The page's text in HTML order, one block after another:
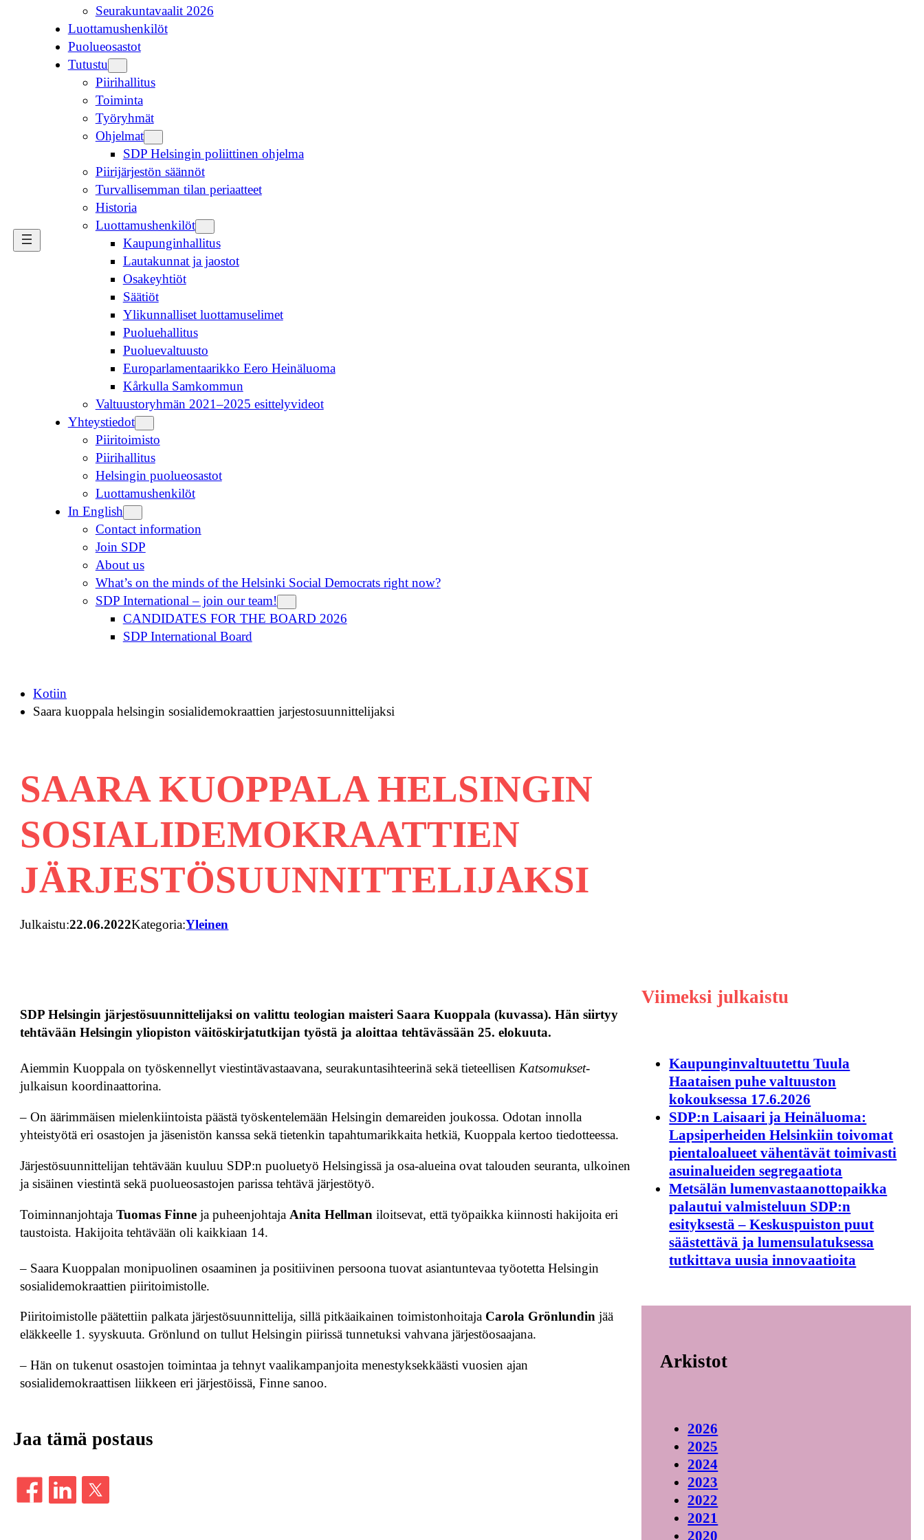
Seurakuntavaalit 2026
Luottamushenkilöt
Puolueosastot
Tutustu
Piirihallitus
Toiminta
Työryhmät
Ohjelmat
SDP Helsingin poliittinen ohjelma
Piirijärjestön säännöt
Turvallisemman tilan periaatteet
Historia
Luottamushenkilöt
Kaupunginhallitus
Lautakunnat ja jaostot
Osakeyhtiöt
Säätiöt
Ylikunnalliset luottamuselimet
Puoluehallitus
Puoluevaltuusto
Europarlamentaarikko Eero Heinäluoma
Kårkulla Samkommun
Valtuustoryhmän 2021–2025 esittelyvideot
Yhteystiedot
Piiritoimisto
Piirihallitus
Helsingin puolueosastot
Luottamushenkilöt
In English
Contact information
Join SDP
About us
What’s on the minds of the Helsinki Social Democrats right now?
SDP International – join our team!
CANDIDATES FOR THE BOARD 2026
SDP International Board
Kotiin
Saara kuoppala helsingin sosialidemokraattien jarjestosuunnittelijaksi
SAARA KUOPPALA HELSINGIN
SOSIALIDEMOKRAATTIEN
JÄRJESTÖSUUNNITTELIJAKSI
Julkaistu:22.06.2022Kategoria:Yleinen
SDP Helsingin järjestösuunnittelijaksi on valittu teologian maisteri Saara Kuoppala (kuvassa). Hän siirtyy
tehtävään Helsingin yliopiston väitöskirjatutkijan työstä ja aloittaa tehtävässään 25. elokuuta.
Aiemmin Kuoppala on työskennellyt viestintävastaavana, seurakuntasihteerinä sekä tieteellisen Katsomukset-
julkaisun koordinaattorina.
– On äärimmäisen mielenkiintoista päästä työskentelemään Helsingin demareiden joukossa. Odotan innolla
yhteistyötä eri osastojen ja jäsenistön kanssa sekä tietenkin tapahtumarikkaita hetkiä, Kuoppala kertoo tiedotteessa.
Järjestösuunnittelijan tehtävään kuuluu SDP:n puoluetyö Helsingissä ja osa-alueina ovat talouden seuranta, ulkoinen
ja sisäinen viestintä sekä puolueosastojen parissa tehtävä järjestötyö.
ToiminnanjohtajaTuomas Finne ja puheenjohtaja Anita Hellman iloitsevat, että työpaikka kiinnosti hakijoita eri
taustoista. Hakijoita tehtävään oli kaikkiaan 14.
– Saara Kuoppalan monipuolinen osaaminen ja positiivinen persoona tuovat asiantuntevaa työotetta Helsingin
sosialidemokraattien piiritoimistolle.
Piiritoimistolle päätettiin palkata järjestösuunnittelija, sillä pitkäaikainen toimistonhoitaja Carola Grönlundin jää
eläkkeelle 1. syyskuuta. Grönlund on tullut Helsingin piirissä tunnetuksi vahvana järjestöosaajana.
– Hän on tukenut osastojen toimintaa ja tehnyt vaalikampanjoita menestyksekkäästi vuosien ajan
sosialidemokraattisen liikkeen eri järjestöissä, Finne sanoo.
Jaa tämä postaus
Viimeksi julkaistu
Kaupunginvaltuutettu Tuula
Haataisen puhe valtuuston
kokouksessa 17.6.2026
SDP:n Laisaari ja Heinäluoma:
Lapsiperheiden Helsinkiin toivomat
pientaloalueet vähentävät toimivasti
asuinalueiden segregaatiota
Metsälän lumenvastaanottopaikka
palautui valmisteluun SDP:n
esityksestä – Keskuspuiston puut
säästettävä ja lumensulatuksessa
tutkittava uusia innovaatioita
Arkistot
2026
2025
2024
2023
2022
2021
2020